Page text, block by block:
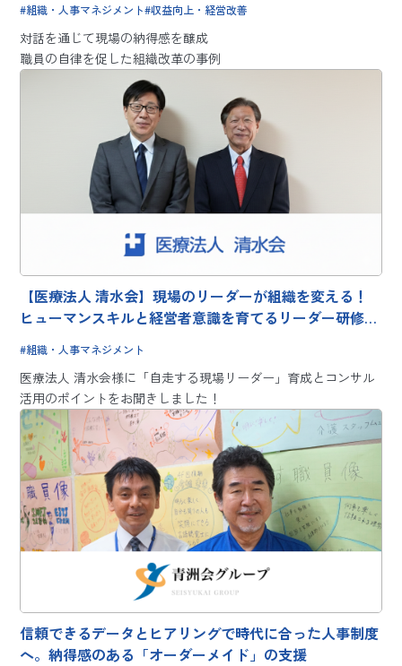
組織・人事マネジメント 収益向上・経営改善
対話を通じて現場の納得感を醸成
職員の自律を促した組織改革の事例
【医療法人 清水会】現場のリーダーが組織を変える！
ヒューマンスキルと経営者意識を育てるリーダー研修を
支援
組織・人事マネジメント
医療法人 清水会様に「自走する現場リーダー」育成とコンサル
活用のポイントをお聞きしました！
信頼できるデータとヒアリングで時代に合った人事制度
へ。納得感のある「オーダーメイド」の支援